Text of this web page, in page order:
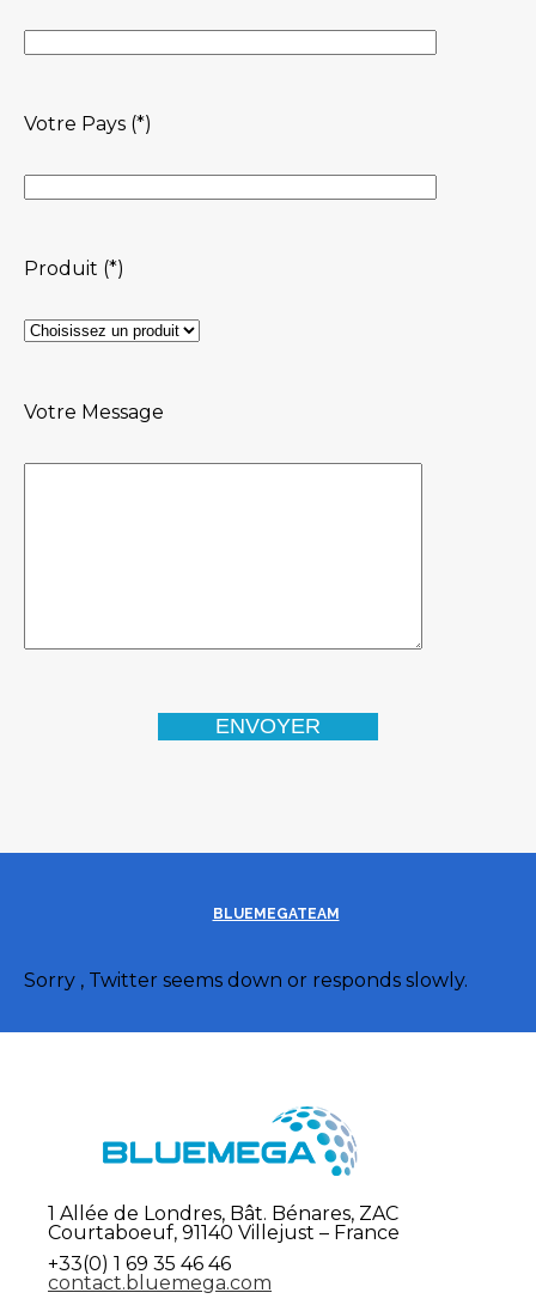
Votre Pays (*)
Produit (*)
Votre Message
BLUEMEGATEAM
Sorry , Twitter seems down or responds slowly.
1 Allée de Londres, Bât. Bénares, ZAC
Courtaboeuf, 91140 Villejust – France
+33(0) 1 69 35 46 46
contact.bluemega.com